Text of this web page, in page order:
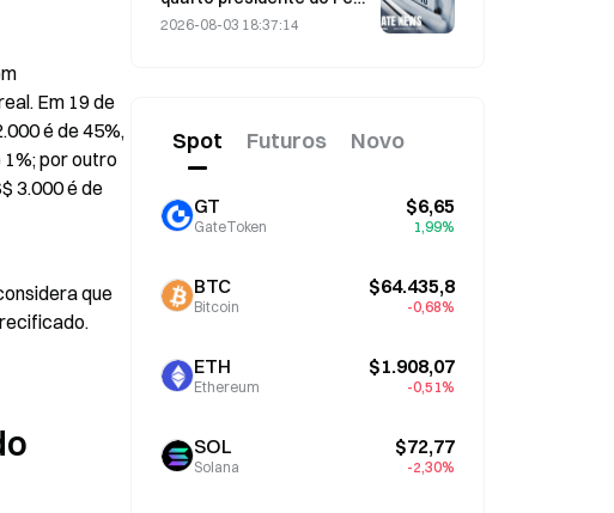
Em 19 de
é de 45%,
1%; por outro
3.000 é de
que
a cumprir um mandato
2026-08-03 18:37:14
Spot Futuros Novo
GT
GateToken
$6,65
1,99%
BTC
Bitcoin
$64.435,8
-0,68%
ETH
Ethereum
$1.908,07
-0,51%
SOL
Solana
$72,77
-2,30%